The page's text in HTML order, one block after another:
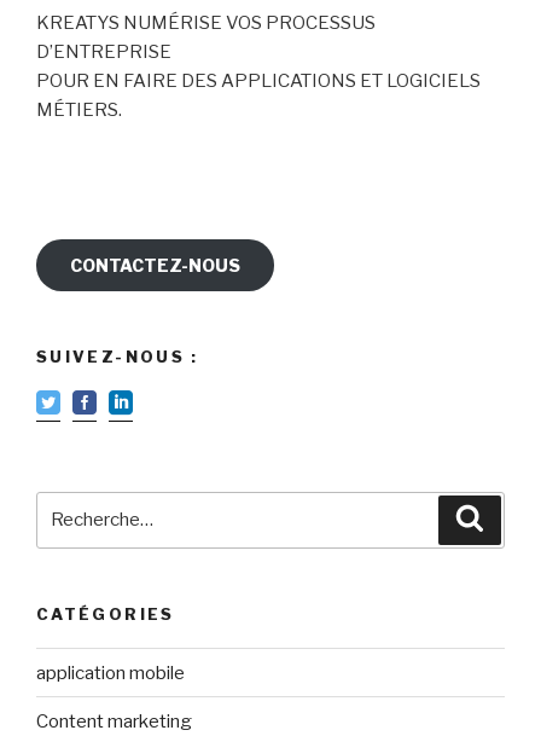
KREATYS NUMÉRISE VOS PROCESSUS
D’ENTREPRISE
POUR EN FAIRE DES APPLICATIONS ET LOGICIELS
MÉTIERS.
CONTACTEZ-NOUS
SUIVEZ-NOUS :
CATÉGORIES
application mobile
Content marketing